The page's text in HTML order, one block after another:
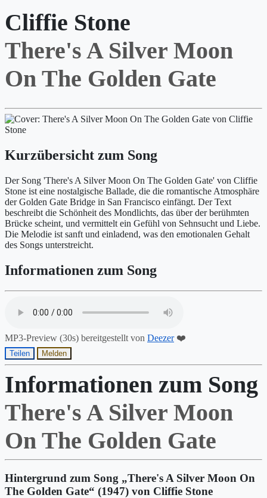
Cliffie Stone
There's A Silver Moon
On The Golden Gate
Kurzübersicht zum Song
Der Song 'There's A Silver Moon On The Golden Gate' von Cliffie
Stone ist eine nostalgische Ballade, die die romantische Atmosphäre
der Golden Gate Bridge in San Francisco einfängt. Der Text
beschreibt die Schönheit des Mondlichts, das über der berühmten
Brücke scheint, und vermittelt ein Gefühl von Sehnsucht und Liebe.
Die Melodie ist sanft und einladend, was den emotionalen Gehalt
des Songs unterstreicht.
Informationen zum Song
MP3-Preview (30s) bereitgestellt von Deezer❤️
Teilen Melden
Informationen zum Song
There's A Silver Moon
On The Golden Gate
Hintergrund zum Song „There's A Silver Moon On
The Golden Gate“ (1947) von Cliffie Stone